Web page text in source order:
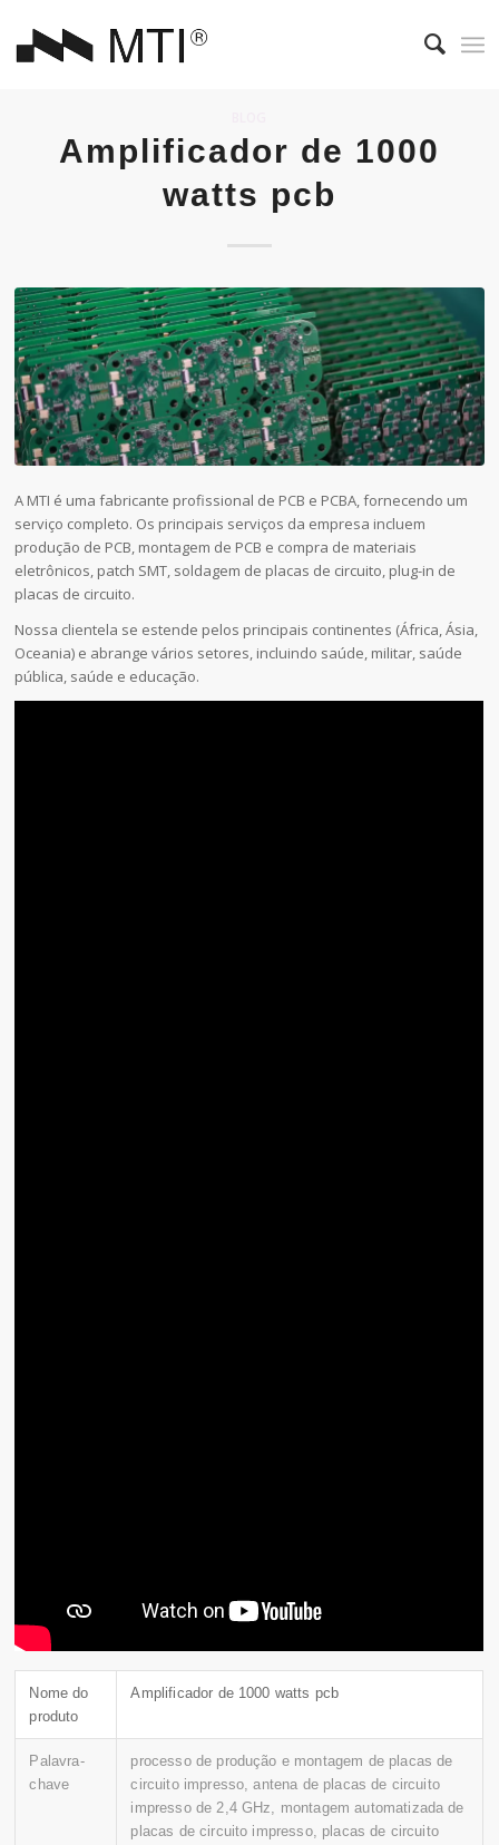
Amplificador de 1000
watts pcb
A MTI é uma fabricante profissional de PCB e PCBA, fornecendo um
serviço completo. Os principais serviços da empresa incluem
produção de PCB, montagem de PCB e compra de materiais
eletrônicos, patch SMT, soldagem de placas de circuito, plug-in de
placas de circuito.
Nossa clientela se estende pelos principais continentes (África, Ásia,
Oceania) e abrange vários setores, incluindo saúde, militar, saúde
pública, saúde e educação.
Nome do
produto
Amplificador de 1000 watts pcb
Palavra-
chave
processo de produção e montagem de placas de
circuito impresso, antena de placas de circuito
impresso de 2,4 GHz, montagem automatizada de
placas de circuito impresso, placas de circuito